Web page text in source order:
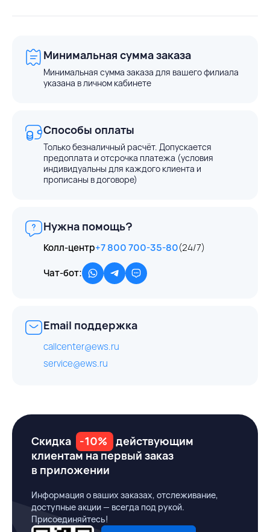
Минимальная сумма заказа
Минимальная сумма заказа для вашего филиала
указана в личном кабинете
Способы оплаты
Только безналичный расчёт. Допускается
предоплата и отсрочка платежа (условия
индивидуальны для каждого клиента и
прописаны в договоре)
Нужна помощь?
Колл-центр+7 800 700-35-80(24/7)
Чат-бот:
Email поддержка
callcenter@ews.ru
service@ews.ru
Скидка -10%
действующим
клиентам на первый заказ
в приложении
Информация о ваших заказах, отслеживание,
доступные акции — всегда под рукой.
Присоединяйтесь!